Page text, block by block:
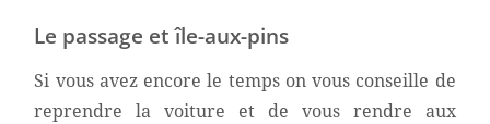
Le passage et île-aux-pins
Si vous avez encore le temps on vous conseille de
reprendre la voiture et de vous rendre aux